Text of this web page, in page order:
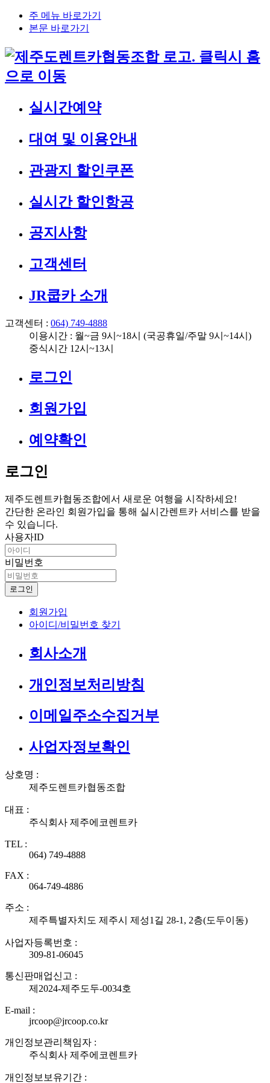
주 메뉴 바로가기
본문 바로가기
실시간예약
대여 및 이용안내
관광지 할인쿠폰
실시간 할인항공
공지사항
고객센터
JR쿱카 소개
고객센터 : 064) 749-4888
이용시간 : 월~금 9시~18시 (국공휴일/주말 9시~14시)
중식시간 12시~13시
로그인
회원가입
예약확인
로그인
제주도렌트카협동조합에서 새로운 여행을 시작하세요!
간단한 온라인 회원가입을 통해 실시간렌트카 서비스를 받을
수 있습니다.
사용자ID
비밀번호
로그인
회원가입
아이디/비밀번호 찾기
회사소개
개인정보처리방침
이메일주소수집거부
사업자정보확인
상호명 :
제주도렌트카협동조합
대표 :
주식회사 제주에코렌트카
TEL :
064) 749-4888
FAX :
064-749-4886
주소 :
제주특별자치도 제주시 제성1길 28-1, 2층(도두이동)
사업자등록번호 :
309-81-06045
통신판매업신고 :
제2024-제주도두-0034호
E-mail :
jrcoop@jrcoop.co.kr
개인정보관리책임자 :
주식회사 제주에코렌트카
개인정보보유기간 :